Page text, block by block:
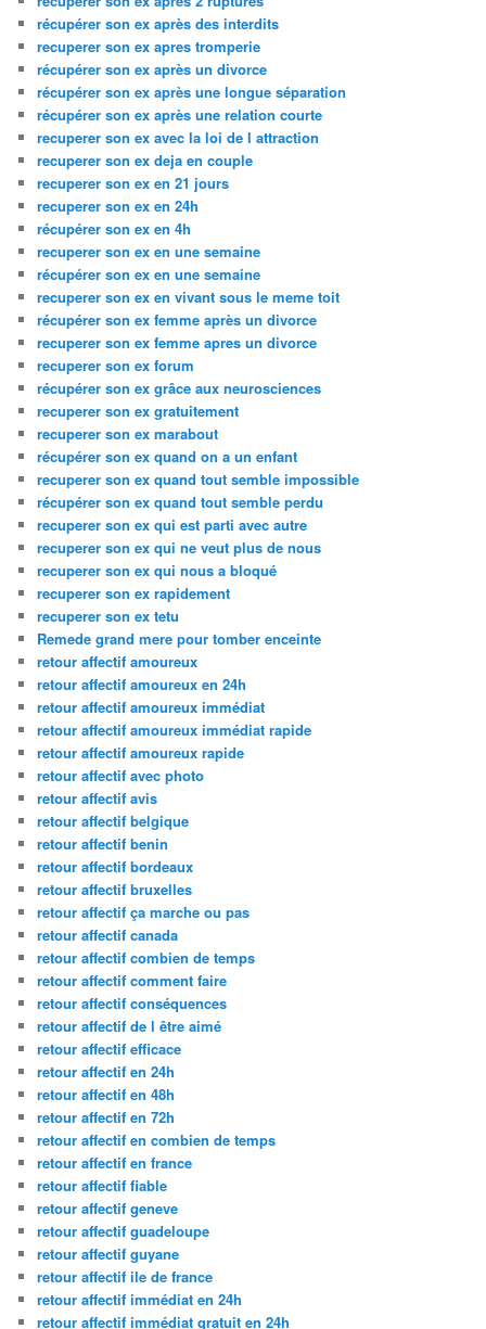
récupérer son ex après des interdits
recuperer son ex apres tromperie
récupérer son ex après un divorce
récupérer son ex après une longue séparation
récupérer son ex après une relation courte
recuperer son ex avec la loi de l attraction
recuperer son ex deja en couple
recuperer son ex en 21 jours
recuperer son ex en 24h
récupérer son ex en 4h
recuperer son ex en une semaine
récupérer son ex en une semaine
recuperer son ex en vivant sous le meme toit
récupérer son ex femme après un divorce
recuperer son ex femme apres un divorce
recuperer son ex forum
récupérer son ex grâce aux neurosciences
recuperer son ex gratuitement
recuperer son ex marabout
récupérer son ex quand on a un enfant
recuperer son ex quand tout semble impossible
récupérer son ex quand tout semble perdu
recuperer son ex qui est parti avec autre
recuperer son ex qui ne veut plus de nous
recuperer son ex qui nous a bloqué
recuperer son ex rapidement
recuperer son ex tetu
Remede grand mere pour tomber enceinte
retour affectif amoureux
retour affectif amoureux en 24h
retour affectif amoureux immédiat
retour affectif amoureux immédiat rapide
retour affectif amoureux rapide
retour affectif avec photo
retour affectif avis
retour affectif belgique
retour affectif benin
retour affectif bordeaux
retour affectif bruxelles
retour affectif ça marche ou pas
retour affectif canada
retour affectif combien de temps
retour affectif comment faire
retour affectif conséquences
retour affectif de l être aimé
retour affectif efficace
retour affectif en 24h
retour affectif en 48h
retour affectif en 72h
retour affectif en combien de temps
retour affectif en france
retour affectif fiable
retour affectif geneve
retour affectif guadeloupe
retour affectif guyane
retour affectif ile de france
retour affectif immédiat en 24h
retour affectif immédiat gratuit en 24h